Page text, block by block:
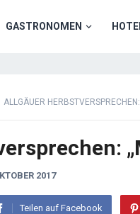
GASTRONOMEN
ALLGÄUER
2017
Teilen auf Facebook